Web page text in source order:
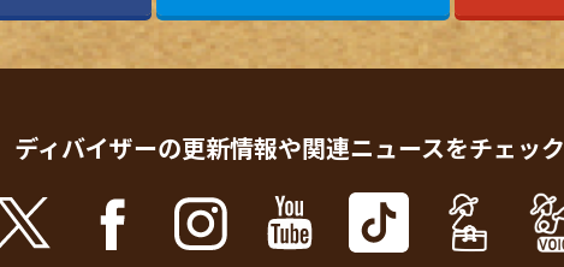
ディバイザーの更新情報や関連ニュースをチェック